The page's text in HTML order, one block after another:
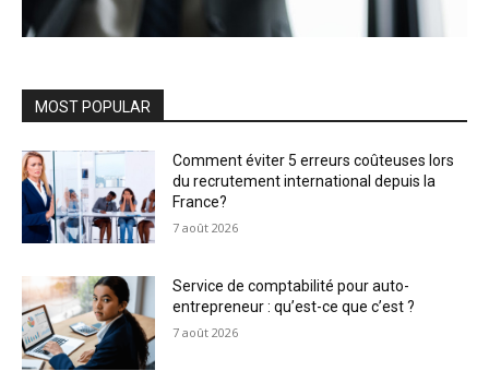
MOST POPULAR
Comment éviter 5 erreurs coûteuses lors
du recrutement international depuis la
France?
7 août 2026
Service de comptabilité pour auto-
entrepreneur : qu’est-ce que c’est ?
7 août 2026